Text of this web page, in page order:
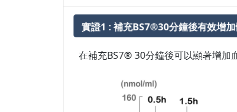
實證1 : 補充BS7®30分鐘後有效增
在補充BS7® 30分鐘後可以顯著增加